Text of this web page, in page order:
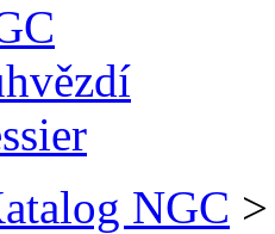
NGC >